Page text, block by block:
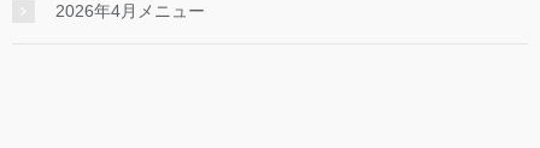
2026年4月メニュー